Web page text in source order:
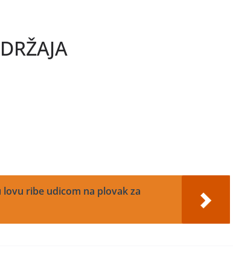
lovu ribe udicom na plovak za